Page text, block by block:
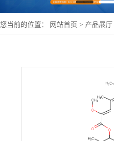
您当前的位置： 网站首页 > 产品展厅